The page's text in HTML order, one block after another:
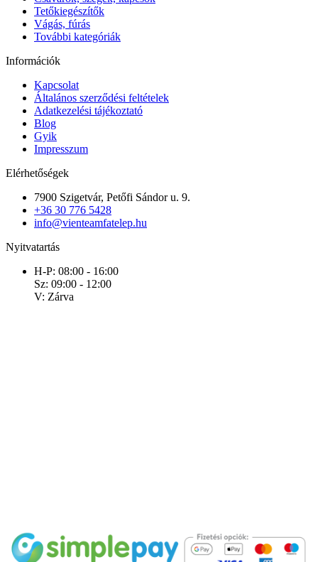
Tetőkiegészítők
Vágás, fúrás
További kategóriák
Információk
Kapcsolat
Általános szerződési feltételek
Adatkezelési tájékoztató
Blog
Gyik
Impresszum
Elérhetőségek
7900 Szigetvár, Petőfi Sándor u. 9.
+36 30 776 5428
info@vienteamfatelep.hu
Nyitvatartás
H-P: 08:00 - 16:00
Sz: 09:00 - 12:00
V: Zárva